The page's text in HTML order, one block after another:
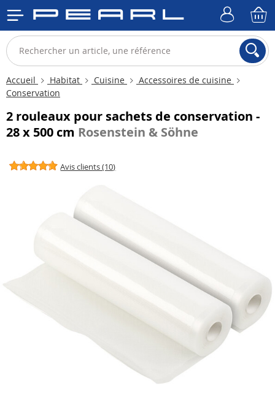
Accueil Habitat Cuisine
Accessoires de cuisine
Conservation
2 rouleaux pour sachets de conservation -
28 x 500 cm Rosenstein & Söhne
Avis clients (10)